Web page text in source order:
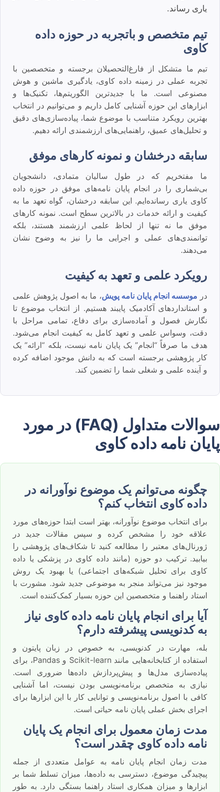
یاری رساند.
تیم متخصص و باتجربه در حوزه داده
کاوی
تیم ما متشکل از فارغ‌التحصیلان برجسته و متخصصین با
تجربه عملی در زمینه داده کاوی، یادگیری ماشین و هوش
مصنوعی است. ما با جدیدترین الگوریتم‌ها، تکنیک‌ها و
ابزارهای این حوزه آشنایی کامل داریم و می‌توانیم در انتخاب
بهترین رویکرد متناسب با موضوع شما، پیاده‌سازی‌های دقیق
و تحلیل‌های عمیق، راهنمایی‌های ارزشمندی ارائه دهیم.
سابقه درخشان و نمونه کارهای موفق
ما مفتخریم که در طول سالیان متمادی، دانشجویان
بی‌شماری را در انجام پایان نامه‌های موفق در حوزه داده
کاوی یاری رسانده‌ایم. این سابقه درخشان، گواه تعهد ما به
کیفیت و ارائه خدمات در بالاترین سطح است. نمونه کارهای
موفق ما نه تنها از لحاظ علمی ارزشمند هستند، بلکه
توانمندی‌های عملی و اجرایی ما را نیز به وضوح نشان
می‌دهند.
رویکرد علمی و تعهد به کیفیت
در موسسه انجام پایان نامه پویش، ما به اصول پژوهش علمی
و استانداردهای آکادمیک پایبند هستیم. از انتخاب موضوع تا
نگارش فصول و آماده‌سازی برای دفاع، تمامی مراحل با
دقت، وسواس علمی و تعهد کامل به کیفیت انجام می‌شود.
هدف ما صرفاً “انجام” یک پایان نامه نیست، بلکه “ارائه” یک
کار پژوهشی برجسته است که به دانش موجود اضافه کرده
و آینده علمی و شغلی شما را تضمین کند.
سوالات متداول (FAQ) در مورد
پایان نامه داده کاوی
چگونه می‌توانم یک موضوع نوآورانه در
داده کاوی انتخاب کنم؟
برای انتخاب موضوع نوآورانه، بهتر است ابتدا حوزه‌های مورد
علاقه خود را مشخص کرده و سپس مقالات جدید در
ژورنال‌های معتبر را مطالعه کنید تا شکاف‌های پژوهشی را
بیابید. ترکیب دو حوزه (مانند داده کاوی در پزشکی یا داده
کاوی برای تحلیل شبکه‌های اجتماعی) یا بهبود یک روش
موجود نیز می‌تواند منجر به موضوعی جدید شود. مشورت با
استاد راهنما و متخصصین این حوزه بسیار کمک‌کننده است.
آیا برای انجام پایان نامه داده کاوی نیاز
به کدنویسی پیشرفته دارم؟
بله، مهارت در کدنویسی، به خصوص در زبان پایتون و
استفاده از کتابخانه‌هایی مانند Scikit-learn و Pandas، برای
پیاده‌سازی مدل‌ها و پیش‌پردازش داده‌ها ضروری است.
نیازی به متخصص برنامه‌نویسی بودن نیست، اما آشنایی
کافی با اصول برنامه‌نویسی و توانایی کار با این ابزارها برای
اجرای بخش عملی پایان نامه حیاتی است.
مدت زمان معمول برای انجام یک پایان
نامه داده کاوی چقدر است؟
مدت زمان انجام پایان نامه به عوامل متعددی از جمله
پیچیدگی موضوع، دسترسی به داده‌ها، میزان تسلط شما بر
ابزارها و میزان همکاری استاد راهنما بستگی دارد. به طور